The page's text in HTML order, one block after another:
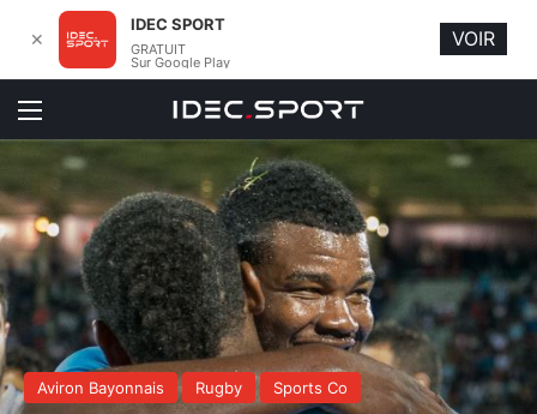
Menu
Aviron Bayonnais Rugby Sports Co
✕
IDEC SPORT
GRATUIT
Sur Google Play
VOIR